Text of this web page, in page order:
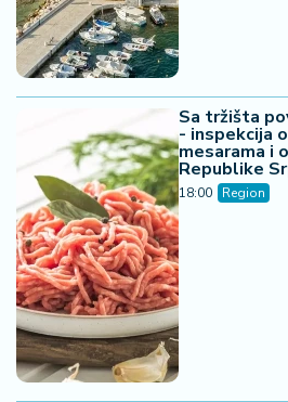
Sa tržišta
- inspekcija
mesarama i
Republike
18:00 Region